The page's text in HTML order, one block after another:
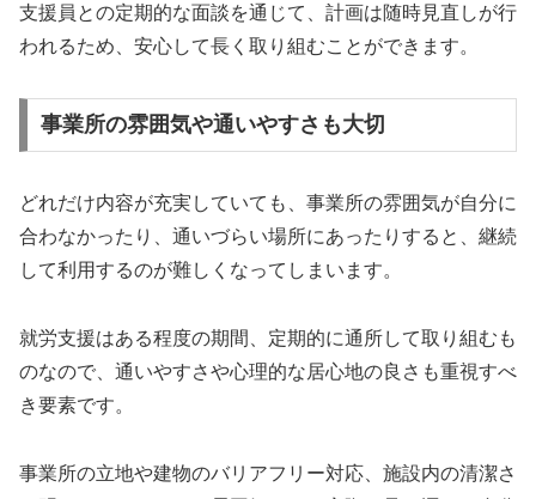
支援員との定期的な面談を通じて、計画は随時見直しが行
われるため、安心して長く取り組むことができます。
事業所の雰囲気や通いやすさも大切
どれだけ内容が充実していても、事業所の雰囲気が自分に
合わなかったり、通いづらい場所にあったりすると、継続
して利用するのが難しくなってしまいます。
就労支援はある程度の期間、定期的に通所して取り組むも
のなので、通いやすさや心理的な居心地の良さも重視すべ
き要素です。
事業所の立地や建物のバリアフリー対応、施設内の清潔さ